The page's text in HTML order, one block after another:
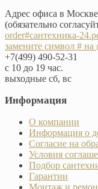
Адрес офиса в
(обязательно
order#сантехника-
замените символ # на
+7(499) 490-52-31
с 10 до 19 час.
выходные сб, вс
Информация
О компании
Информация о
Согласие на
Условия
Подбор
Гарантии